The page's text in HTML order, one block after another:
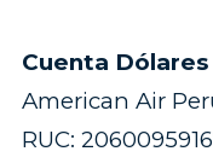
Cuenta Dólares
American Air
RUC: